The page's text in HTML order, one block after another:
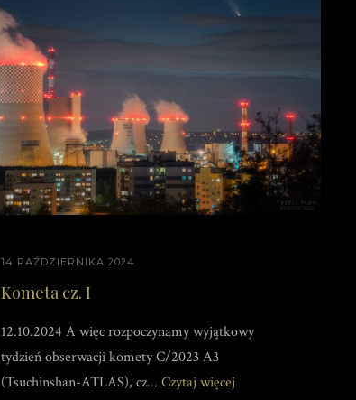
14 PAŹDZIERNIKA 2024
Kometa cz. I
12.10.2024 A więc rozpoczynamy wyjątkowy
tydzień obserwacji komety C/2023 A3
(Tsuchinshan-ATLAS), cz... Czytaj więcej